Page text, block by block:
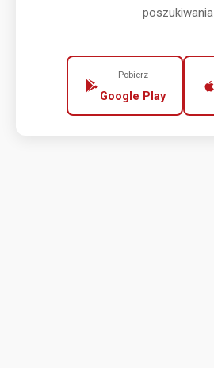
poszukiwania
Pobierz
Google Play